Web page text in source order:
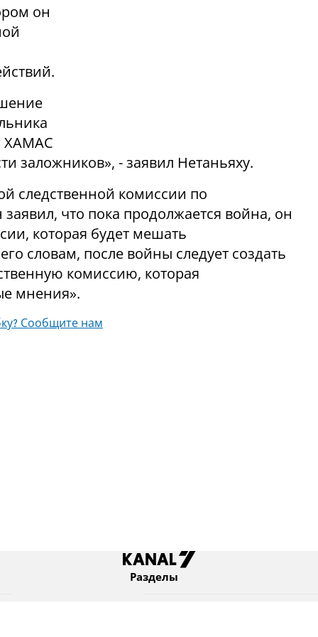
он
ХАМАС
заложников», - заявил Нетаньяху.
следственной комиссии по
что пока продолжается война, он
которая будет мешать
словам, после войны следует создать
комиссию, которая
мнения».
Сообщите нам
Разделы